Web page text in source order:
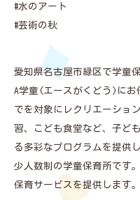
#水のアート
#芸術の秋
愛知県名古屋市緑区で学童
A学童(エースがくどう)にお
でを対象にレクリエーショ
習、こども食堂など、子ど
る多彩なプログラムを提供
少人数制の学童保育所です
保育サービスを提供します。